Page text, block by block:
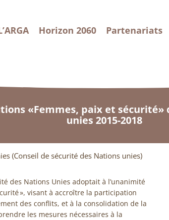
Horizon 2060 Partenariats
«Femmes, paix et
unies 2015-2018
(Conseil de sécurité des Nations unies)
des Nations Unies adoptait à l’unanimité
», visant à accroître la participation
des conflits, et à la consolidation de la
les mesures nécessaires à la